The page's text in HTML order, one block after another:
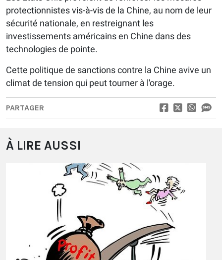
protectionnistes vis-à-vis de la Chine, au nom de leur
sécurité nationale, en restreignant les
investissements américains en Chine dans des
technologies de pointe.
Cette politique de sanctions contre la Chine avive un
climat de tension qui peut tourner à l'orage.
PARTAGER
À LIRE AUSSI